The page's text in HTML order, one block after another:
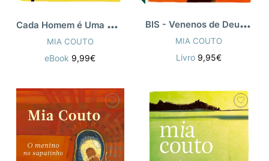
C
ada Homem é Uma Raça
MIA COUTO
eBook 9,99€
B
IS - Venenos de Deus, Remédios do Diabo
MIA COUTO
Livro 9,95€